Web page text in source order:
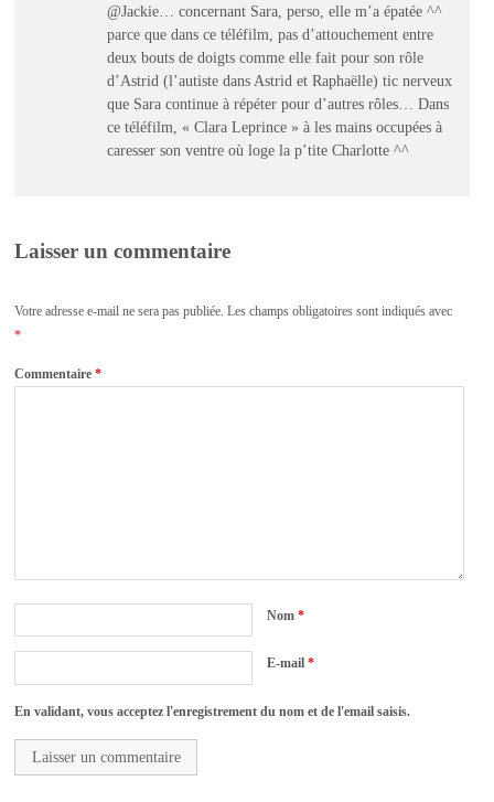
@Jackie… concernant Sara, perso, elle m’a épatée ^^
parce que dans ce téléfilm, pas d’attouchement entre
deux bouts de doigts comme elle fait pour son rôle
d’Astrid (l’autiste dans Astrid et Raphaëlle) tic nerveux
que Sara continue à répéter pour d’autres rôles… Dans
ce téléfilm, « Clara Leprince » à les mains occupées à
caresser son ventre où loge la p’tite Charlotte ^^
Laisser un commentaire
Votre adresse e-mail ne sera pas publiée. Les champs obligatoires sont indiqués avec
*
Commentaire*
Nom*
E-mail*
En validant, vous acceptez l'enregistrement du nom et de l'email saisis.